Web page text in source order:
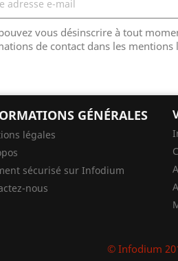
vous désinscrire à tout
de contact dans les mentions
GÉNÉRALES
légales
sécurisé sur Infodium
nous
© Infodium